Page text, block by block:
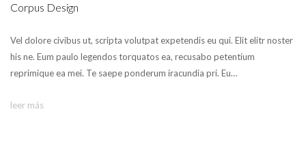
Corpus Design
Vel dolore civibus ut, scripta volutpat expetendis eu qui. Elit elitr noster
his ne. Eum paulo legendos torquatos ea, recusabo petentium
reprimique ea mei. Te saepe ponderum iracundia pri. Eu…
leer más